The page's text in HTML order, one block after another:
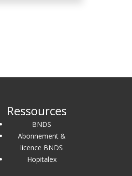
Ressources
BNDS
Abonnement &
licence BNDS
Hopitalex